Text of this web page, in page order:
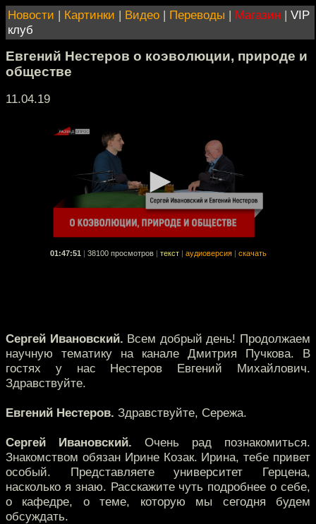
Новости | Картинки | Видео | Переводы | Магазин | VIP
клуб
Евгений Нестеров о коэволюции, природе и
обществе
11.04.19
01:47:51 38100 просмотров текст аудиоверсия скачать
Сергей Ивановский. Всем добрый день! Продолжаем
научную тематику на канале Дмитрия Пучкова. В
гостях у нас Нестеров Евгений Михайлович.
Здравствуйте.
Евгений Нестеров. Здравствуйте, Сережа.
Сергей Ивановский. Очень рад познакомиться.
Знакомством обязан Ирине Козак. Ирина, тебе привет
особый. Представляете университет Герцена,
насколько я знаю. Расскажите чуть подробнее о себе,
о кафедре, о теме, которую мы сегодня будем
обсуждать.